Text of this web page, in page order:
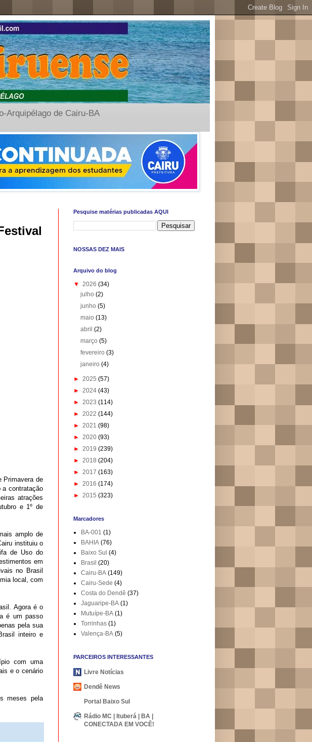
Arquipélago de Cairu-BA
Primavera de
a contratação
atrações
e 1º de
amplo de
instituiu o
de Uso do
em
no Brasil
local, com
Agora é o
é um passo
pela sua
inteiro e
com uma
e o cenário
meses pela
Pesquise matérias publicadas AQUI
NOSSAS DEZ MAIS
Arquivo do blog
▼ 2026 (34)
julho(2)
junho(5)
maio(13)
abril(2)
março(5)
fevereiro(3)
janeiro(4)
► 2025 (57)
► 2024 (43)
► 2023 (114)
► 2022 (144)
► 2021 (98)
► 2020 (93)
► 2019 (239)
► 2018 (204)
► 2017 (163)
► 2016 (174)
► 2015 (323)
Marcadores
BA-001 (1)
BAHIA (76)
Baixo Sul (4)
Brasil (20)
Cairu-BA (149)
Cairu-Sede (4)
Costa do Dendê (37)
Jaguaripe-BA (1)
Mutuípe-BA (1)
Torrinhas (1)
Valença-BA (5)
PARCEIROS INTERESSANTES
Livre Notícias
Dendê News
Portal Baixo Sul
Rádio MC | Ituberá | BA |
CONECTADA EM VOCÊ!